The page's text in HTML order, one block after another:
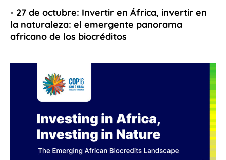
- 27 de octubre: Invertir en África, invertir en
la naturaleza: el emergente panorama
africano de los biocréditos